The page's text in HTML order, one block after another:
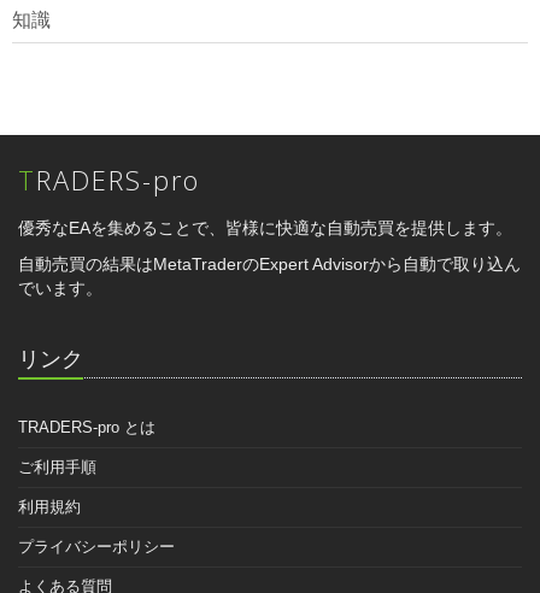
知識
TRADERS-pro
優秀なEAを集めることで、皆様に快適な自動売買を提供します。
自動売買の結果はMetaTraderのExpert Advisorから自動で取り込ん
でいます。
リンク
TRADERS-pro とは
ご利用手順
利用規約
プライバシーポリシー
よくある質問